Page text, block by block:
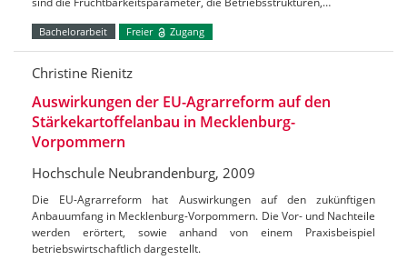
Bachelorarbeit Freier Zugang
Christine Rienitz
Auswirkungen der EU-Agrarreform auf den
Stärkekartoffelanbau in Mecklenburg-
Vorpommern
Hochschule Neubrandenburg, 2009
Die EU-Agrarreform hat Auswirkungen auf den zukünftigen
Anbauumfang in Mecklenburg-Vorpommern. Die Vor- und Nachteile
werden erörtert, sowie anhand von einem Praxisbeispiel
betriebswirtschaftlich dargestellt.